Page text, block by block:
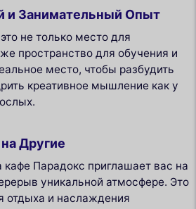
и Занимательный Опыт
не только место для
пространство для обучения и
место, чтобы разбудить
креативное мышление как у
Другие
кафе Парадокс приглашает вас на
уникальной атмосфере. Это
отдыха и наслаждения